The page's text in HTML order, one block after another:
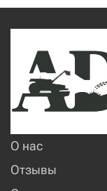
О нас
Отзывы